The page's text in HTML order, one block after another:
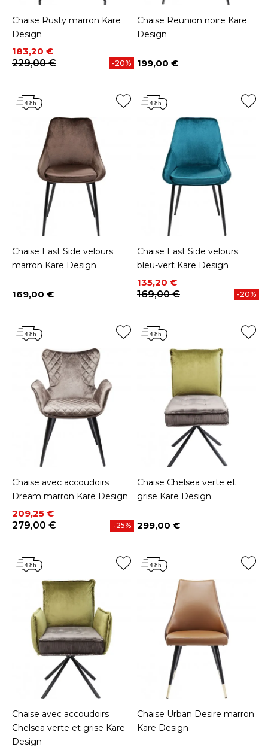
Chaise Rusty marron Kare
Design
Prix
183,20 €
Prix de base
229,00 €
-20%
Chaise Reunion noire Kare
Design
Prix
199,00 €
Chaise East Side velours
marron Kare Design
Prix
169,00 €
Chaise East Side velours
bleu-vert Kare Design
Prix
135,20 €
Prix de base
169,00 €
-20%
Chaise avec accoudoirs
Dream marron Kare Design
Prix
209,25 €
Prix de base
279,00 €
-25%
Chaise Chelsea verte et
grise Kare Design
Prix
299,00 €
Chaise avec accoudoirs
Chelsea verte et grise Kare
Design
Chaise Urban Desire marron
Kare Design